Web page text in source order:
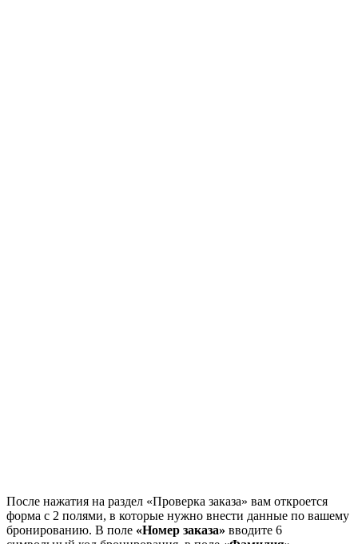
После нажатия на раздел «Проверка заказа» вам откроется
форма с 2 полями, в которые нужно внести данные по вашему
бронированию. В поле «Номер заказа» вводите 6